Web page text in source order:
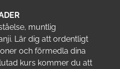
muntlig
Lär dig att ordentligt
och förmedla dina
kurs kommer du att